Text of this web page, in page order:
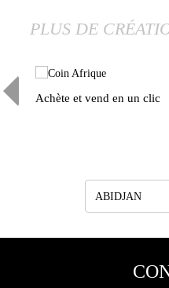
PLUS DE
Achète et vend en un clic
ABIDJAN